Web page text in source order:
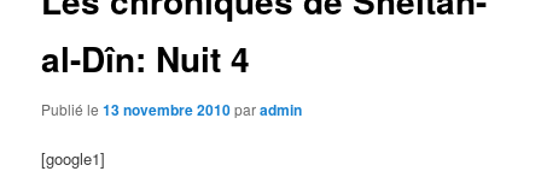
al-Dîn: Nuit 4
Publié le13 novembre 2010paradmin
[google1]